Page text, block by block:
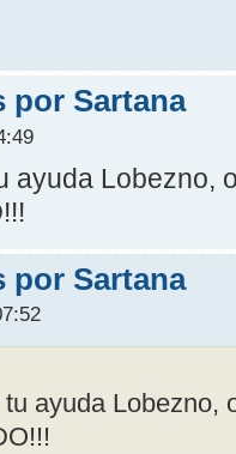
por Sartana
ayuda Lobezno,
por Sartana
ayuda Lobezno,